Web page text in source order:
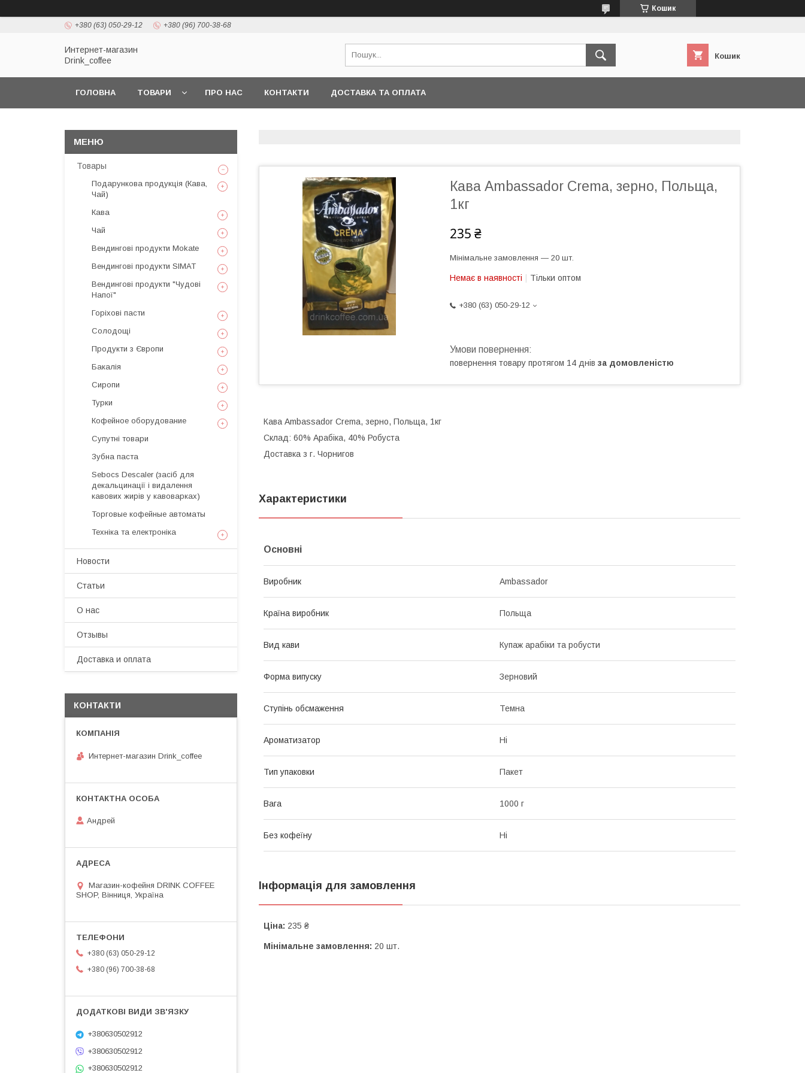
Кошик
+380 (63) 050-29-12 +380 (96) 700-38-68
Интернет-магазин
Drink_coffee
Кошик
ГОЛОВНА ТОВАРИ ПРО НАС КОНТАКТИ ДОСТАВКА ТА ОПЛАТА
Кава Ambassador Crema, зерно, Польща,
1кг
235 ₴
Мінімальне замовлення — 20 шт.
Немає в наявності Тільки оптом
+380 (63) 050-29-12
повернення товару протягом 14 днів за домовленістю
Кава Ambassador Crema, зерно, Польща, 1кг
Склад: 60% Арабіка, 40% Робуста
Доставка з г. Чорнигов
Характеристики
Основні
Виробник Ambassador
Країна виробник Польща
Вид кави Купаж арабіки та робусти
Форма випуску Зерновий
Ступінь обсмаження Темна
Ароматизатор Ні
Тип упаковки Пакет
Вага 1000 г
Без кофеїну Ні
Інформація для замовлення
Ціна: 235 ₴
Мінімальне замовлення: 20 шт.
Товары
Подарункова продукція (Кава,
Чай)
Кава
Чай
Вендингові продукти Mokate
Вендингові продукти SIMAT
Вендингові продукти "Чудові
Напої"
Горіхові пасти
Солодощі
Продукти з Європи
Бакалія
Сиропи
Турки
Кофейное оборудование
Супутні товари
Зубна паста
Sebocs Descaler (засіб для
декальцинації і видалення
кавових жирів у кавоварках)
Торговые кофейные автоматы
Техніка та електроніка
Новости
Статьи
О нас
Отзывы
Доставка и оплата
КОНТАКТИ
Интернет-магазин Drink_coffee
Андрей
Магазин-кофейня DRINK COFFEE
SHOP, Вінниця, Україна
+380 (63) 050-29-12
+380 (96) 700-38-68
+380630502912
+380630502912
+380630502912